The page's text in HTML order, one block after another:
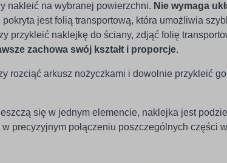
nakleić na wybranej powierzchni. Nie wymaga
pokryta jest folią transportową, która umożliwia
przykleić naklejkę do ściany, zdjąć folię
zachowa swój kształt i proporcje.
rozciąć arkusz nożyczkami i dowolnie przykleić
się w jednym elemencie, naklejka jest
precyzyjnym połączeniu poszczególnych części